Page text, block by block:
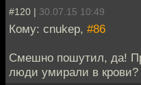
#120 | 30.07.15 10:49
Кому: cnukep, #86
Смешно пошутил, да!
люди умирали в